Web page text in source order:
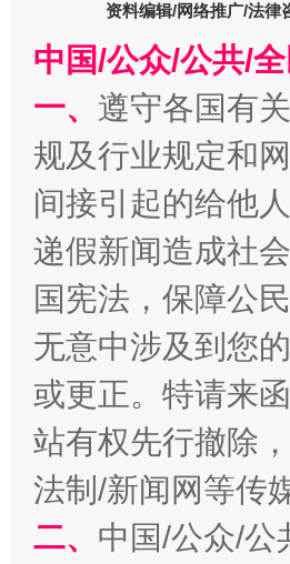
习近平的博鳌关键词
“刷贴”乱象丛生
资料编辑/网络推广/法律
中国/公众/公共/
一、 遵守各国有
规及行业规定和
间接引起的给他
递假新闻造成社
国宪法，保障公
无意中涉及到您
或更正。特请来
站有权先行撤除
法制/新闻网等传
二、 中国/公众/公